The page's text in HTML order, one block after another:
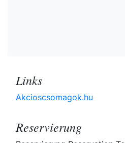
Links
Akcioscsomagok.hu
Reservierung